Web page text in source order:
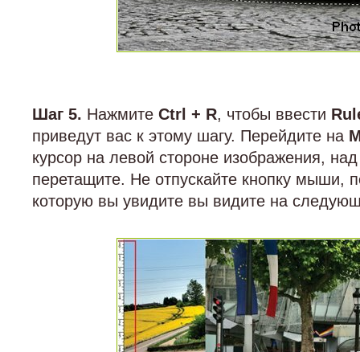
Шаг 5. Нажмите Ctrl + R, чтобы ввести
приведут вас к этому шагу. Перейдите на
курсор на левой стороне изображения,
перетащите. Не отпускайте кнопку мыши,
которую вы увидите вы видите на